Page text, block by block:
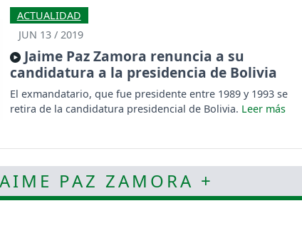
ACTUALIDAD
JUN 13 / 2019
Jaime Paz Zamora renuncia a su
candidatura a la presidencia de Bolivia
El exmandatario, que fue presidente entre 1989 y 1993 se
retira de la candidatura presidencial de Bolivia.
PAZ ZAMORA +